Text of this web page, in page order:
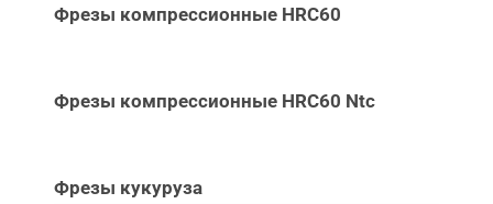
Фрезы компрессионные HRC60
Фрезы компрессионные HRC60 Ntc
Фрезы кукуруза